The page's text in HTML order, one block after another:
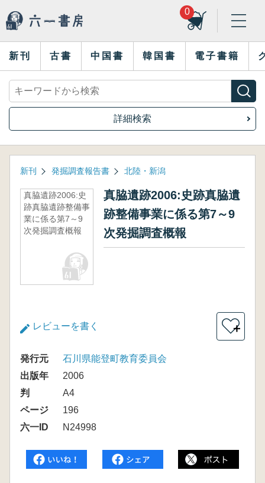
0
新刊 古書 中国書 韓国書 電子書籍
詳細検索
新刊 発掘調査報告書 北陸・新潟
真脇遺跡2006:史
跡真脇遺跡整備事
業に係る第7～9
次発掘調査概報
真脇遺跡2006:史跡真脇遺
跡整備事業に係る第7～9
次発掘調査概報
レビューを書く ＋
発行元
石川県能登町教育委員会
出版年
2006
判
A4
ページ
196
六一ID
N24998